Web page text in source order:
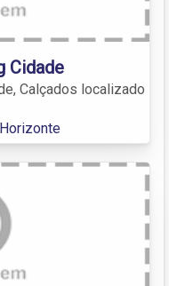
Cidade
Calçados localizado